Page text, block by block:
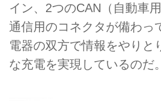
イン、2つのCAN（自動車
通信用のコネクタが備わっ
電器の双方で情報をやりと
な充電を実現しているのだ。